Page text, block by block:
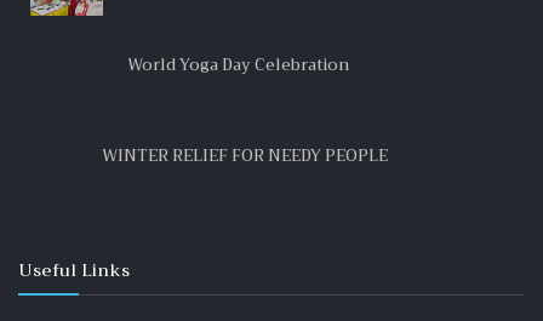
World Yoga Day Celebration
WINTER RELIEF FOR NEEDY PEOPLE
Useful Links